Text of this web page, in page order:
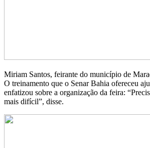
Miriam Santos, feirante do município de
O treinamento que o Senar Bahia ofereceu
enfatizou sobre a organização da feira:
mais difícil”, disse.